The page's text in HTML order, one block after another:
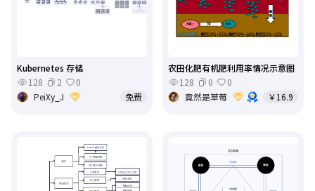
Kubernetes 存储
128
2
0
PeiXy_J
免费
农田化肥有机肥利用率情况示意图
128
0
0
竟然是草莓
￥16.9